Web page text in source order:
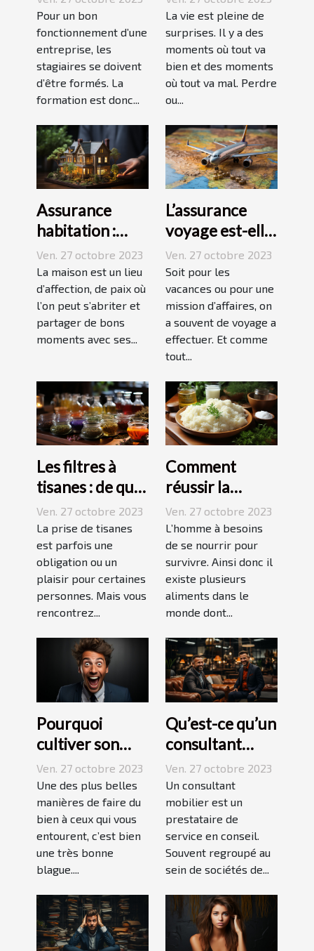
ses stagiaires à
JP2A-Génèse ?
Pour un bon
fonctionnement d’une
entreprise, les
stagiaires se doivent
d’être formés. La
formation est donc...
Dépendance ?
La vie est pleine de
surprises. Il y a des
moments où tout va
bien et des moments
où tout va mal. Perdre
ou...
Assurance
habitation :
comment ça
marche ?
Ven. 27 octobre 2023
La maison est un lieu
d’affection, de paix où
l’on peut s’abriter et
partager de bons
moments avec ses...
L’assurance
voyage est-elle
avantageuse ?
Ven. 27 octobre 2023
Soit pour les
vacances ou pour une
mission d’affaires, on
a souvent de voyage a
effectuer. Et comme
tout...
Les filtres à
tisanes : de quoi
s’agit-il ?
Ven. 27 octobre 2023
La prise de tisanes
est parfois une
obligation ou un
plaisir pour certaines
personnes. Mais vous
rencontrez...
Comment
réussir la
préparation du
riz ?
Ven. 27 octobre 2023
L’homme à besoins
de se nourrir pour
survivre. Ainsi donc il
existe plusieurs
aliments dans le
monde dont...
Pourquoi
cultiver son
esprit
humoristique ?
Ven. 27 octobre 2023
Une des plus belles
manières de faire du
bien à ceux qui vous
entourent, c’est bien
une très bonne
blague....
Qu’est-ce qu’un
consultant
mobilier ?
Ven. 27 octobre 2023
Un consultant
mobilier est un
prestataire de
service en conseil.
Souvent regroupé au
sein de sociétés de...